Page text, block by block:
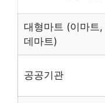
대형마트 (이마트
데마트)
공공기관